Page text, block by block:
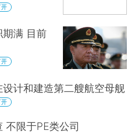
满 目前
计和建造第二艘航空母舰
不限于PE类公司